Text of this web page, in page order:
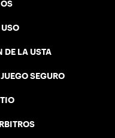
USO
DE LA USTA
SEGURO